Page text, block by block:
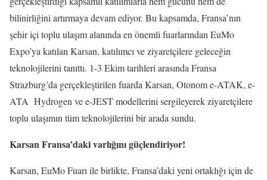
bilinirliğini artırmaya devam ediyor. Bu kapsamda, Fransa’nın
şehir içi toplu ulaşım alanında en önemli fuarlarından EuMo
Expo’ya katılan Karsan, katılımcı ve ziyaretçilere geleceğin
teknolojilerini tanıttı. 1-3 Ekim tarihleri arasında Fransa
Strazburg’da gerçekleştirilen fuarda Karsan, Otonom e-ATAK, e-
ATA Hydrogen ve e-JEST modellerini sergileyerek ziyaretçilere
toplu ulaşımın tüm teknolojilerini bir arada sundu.
Karsan Fransa’daki varlığını güçlendiriyor!
Karsan, EuMo Fuarı ile birlikte, Fransa’daki yeni ortaklığı için de